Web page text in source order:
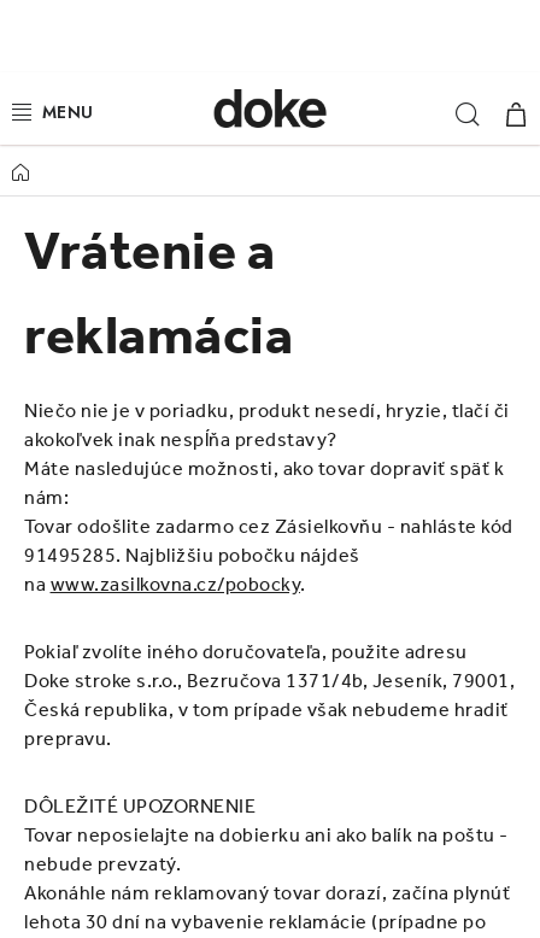
ŽENY
MUŽI
DETI
DOPLNKY
LOUNGE WEAR
ČIAPKY
SETY
DOPLNKY NA KAŽDÝ DEŇ
DOPREDAJ ŠIAT
PRIHLÁSENIE
Domov
Vrátenie a
reklamácia
Niečo nie je v poriadku, produkt nesedí, hryzie, tlačí či
akokoľvek inak nespĺňa predstavy?
Máte nasledujúce možnosti, ako tovar dopraviť späť k
nám:
Tovar odošlite zadarmo cez Zásielkovňu - nahláste kód
91495285. Najbližšiu pobočku nájdeš
na www.zasilkovna.cz/pobocky.
Pokiaľ zvolíte iného doručovateľa, použite adresu
Doke stroke s.r.o., Bezručova 1371/4b, Jeseník, 79001,
Česká republika, v tom prípade však nebudeme hradiť
prepravu.
DÔLEŽITÉ UPOZORNENIE
Tovar neposielajte na dobierku ani ako balík na poštu -
nebude prevzatý.
Akonáhle nám reklamovaný tovar dorazí, začína plynúť
lehota 30 dní na vybavenie reklamácie (prípadne po